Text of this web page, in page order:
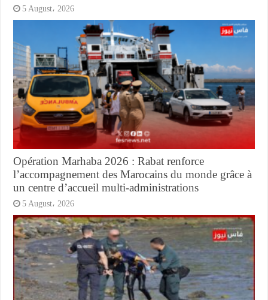
5 August، 2026
Opération Marhaba 2026 : Rabat renforce
l’accompagnement des Marocains du monde grâce à
un centre d’accueil multi-administrations
5 August، 2026